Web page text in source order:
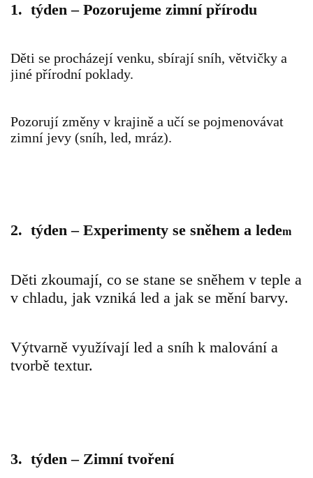
SVĚTOVÝ DEN VODY 22. BŘEZEN
KREATIVNÍ OVOCNÉ A ZELENINOVÉ MLSÁNÍ
VÁNOČNÍ TVOŘENÍ
UČTE DĚTI PROŽITKEM
DOPORUČUJI
1. týden – Pozorujeme zimní přírodu
Děti se procházejí venku, sbírají sníh, větvičky a
jiné přírodní poklady.
Pozorují změny v krajině a učí se pojmenovávat
zimní jevy (sníh, led, mráz).
2. týden – Experimenty se sněhem a ledem
Děti zkoumají, co se stane se sněhem v teple a
v chladu, jak vzniká led a jak se mění barvy.
Výtvarně využívají led a sníh k malování a
tvorbě textur.
3. týden – Zimní tvoření